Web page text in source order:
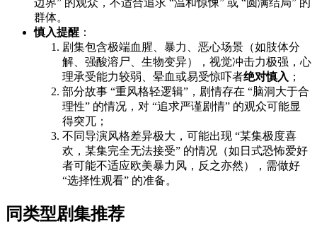
边界” 的观众，不适合追求 “温和惊悚” 或 “圆满结局” 的
群体。
慎入提醒 ：
剧集包含极端血腥、暴力、恶心场景（如肢体分
解、强酸溶尸、生物变异），视觉冲击力极强，心
理承受能力较弱、晕血或易受惊吓者绝对慎入 ；
部分故事 “重风格轻逻辑”，剧情存在 “脑洞大于合
理性” 的情况，对 “追求严谨剧情” 的观众可能显
得突兀；
不同导演风格差异极大，可能出现 “某集极度喜
欢，某集完全无法接受” 的情况（如日式恐怖爱好
者可能不适应欧美暴力风，反之亦然），需做好
“选择性观看” 的准备。
同类型剧集推荐